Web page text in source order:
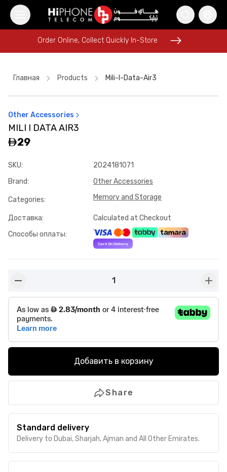
iPhone 16 Pro Max
Order Online, Collect Quickly In-Store
Wireless Charger
Order Online, Collect Quickly In-Store
Главная Products Mili-I-Data-Air3
Other Accessories
MILI I DATA AIR3
29
SKU:
2024181071
Brand: Other Accessories
Categories: Memory and Storage
Доставка:
Calculated at Checkout
Способы оплаты:
1
Добавить в корзину
Share
Standard delivery
Delivery to Dubai, Sharjah, Ajman and All Other Emirates.